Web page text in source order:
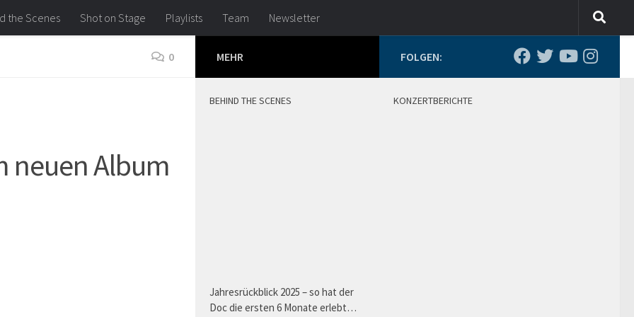
the Scenes Shot on Stage Playlists Team Newsletter
0
neuen Album
FOLGEN:
KONZERTBERICHTE
MEHR
BEHIND THE SCENES
Jahresrückblick 2025 – so hat der
Doc die ersten 6 Monate erlebt…